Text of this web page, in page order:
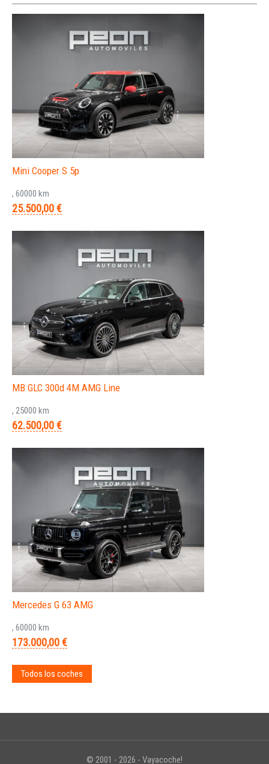
Mini Cooper S 5p
, 60000 km
25.500,00 €
MB GLC 300d 4M AMG Line
, 25000 km
62.500,00 €
Mercedes G 63 AMG
, 60000 km
173.000,00 €
Todos los coches
© 2001 - 2026 - Vayacoche!